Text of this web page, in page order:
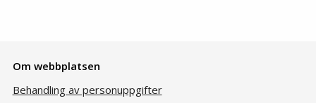
Om webbplatsen
Behandling av personuppgifter